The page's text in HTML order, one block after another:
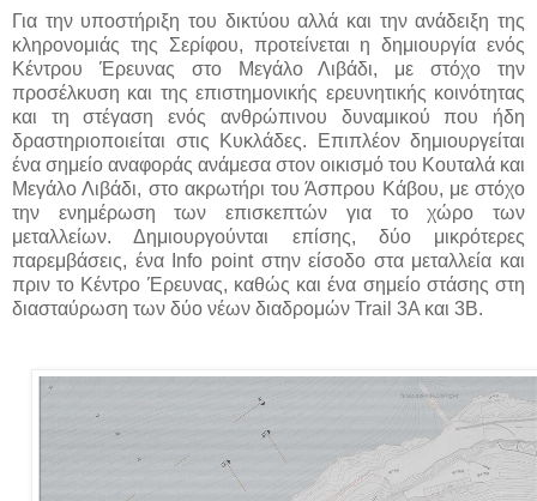
Για την υποστήριξη του δικτύου αλλά και την ανάδειξη της
κληρονομιάς της Σερίφου, προτείνεται η δημιουργία ενός
Κέντρου Έρευνας στο Μεγάλο Λιβάδι, με στόχο την
προσέλκυση και της επιστημονικής ερευνητικής κοινότητας
και τη στέγαση ενός ανθρώπινου δυναμικού που ήδη
δραστηριοποιείται στις Κυκλάδες. Επιπλέον δημιουργείται
ένα σημείο αναφοράς ανάμεσα στον οικισμό του Κουταλά και
Μεγάλο Λιβάδι, στο ακρωτήρι του Άσπρου Κάβου, με στόχο
την ενημέρωση των επισκεπτών για το χώρο των
μεταλλείων. Δημιουργούνται επίσης, δύο μικρότερες
παρεμβάσεις, ένα Info point στην είσοδο στα μεταλλεία και
πριν το Κέντρο Έρευνας, καθώς και ένα σημείο στάσης στη
διασταύρωση των δύο νέων διαδρομών Trail 3A και 3B.